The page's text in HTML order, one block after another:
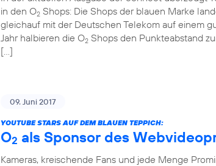
in den O2 Shops: Die Shops der blauen Marke
gleichauf mit der Deutschen Telekom auf einem
Jahr halbieren die O2 Shops den Punkteabstand
[…]
09. Juni 2017
YOUTUBE STARS AUF DEM BLAUEN TEPPICH:
O2 als Sponsor des
Kameras, kreischende Fans und jede Menge